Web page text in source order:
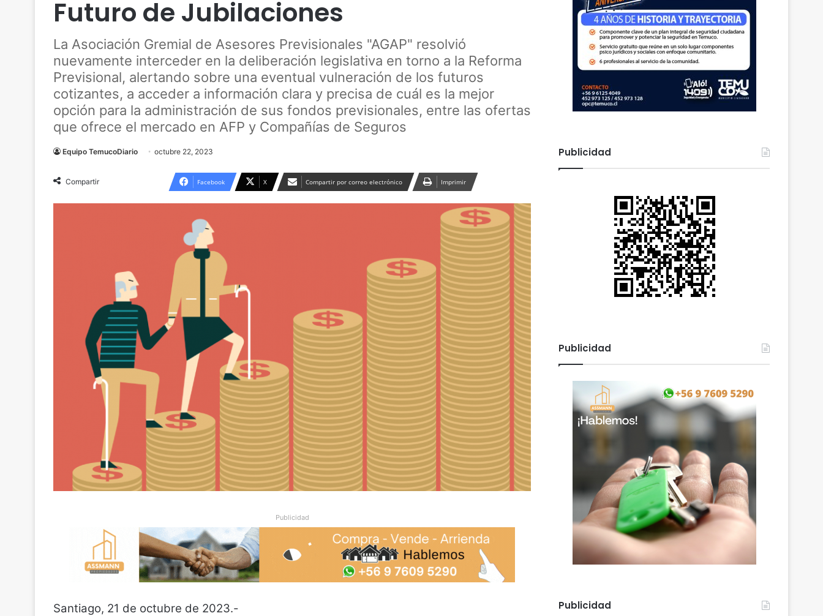
Futuro de Jubilaciones
La Asociación Gremial de Asesores Previsionales "AGAP" resolvió
nuevamente interceder en la deliberación legislativa en torno a la Reforma
Previsional, alertando sobre una eventual vulneración de los futuros
cotizantes, a acceder a información clara y precisa de cuál es la mejor
opción para la administración de sus fondos previsionales, entre las ofertas
que ofrece el mercado en AFP y Compañías de Seguros
Equipo TemucoDiario octubre 22, 2023
Compartir Facebook X Compartir por correo electrónico Imprimir
Publicidad
Santiago, 21 de octubre de 2023.-
Publicidad
Publicidad
Publicidad